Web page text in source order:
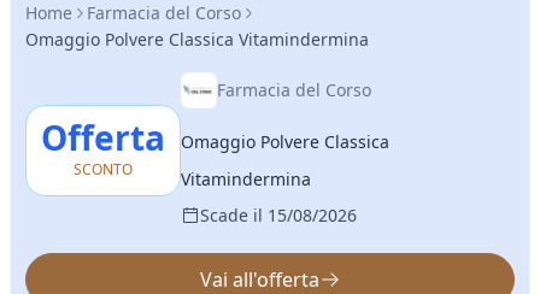
Home
Farmacia del Corso
Omaggio Polvere Classica Vitamindermina
Offerta
SCONTO
Farmacia del Corso
Omaggio Polvere Classica
Vitamindermina
Scade il 15/08/2026
Vai all'offerta